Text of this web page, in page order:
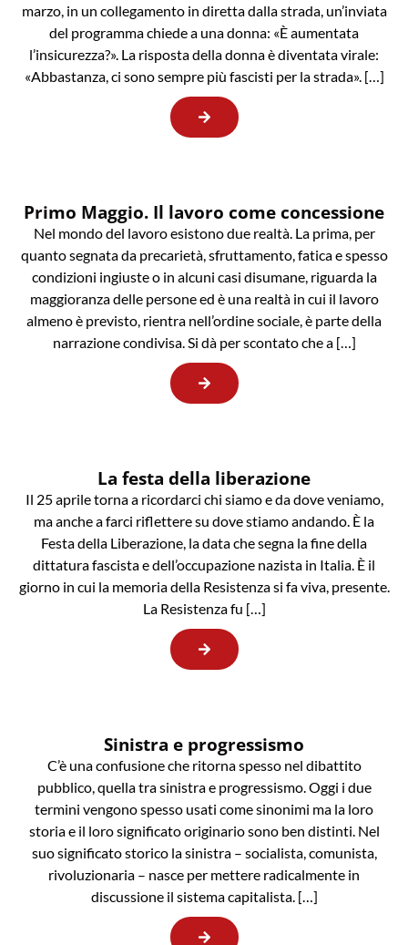
marzo, in un collegamento in diretta dalla strada, un’inviata
del programma chiede a una donna: «È aumentata
l’insicurezza?». La risposta della donna è diventata virale:
«Abbastanza, ci sono sempre più fascisti per la strada». […]
Primo Maggio. Il lavoro come concessione
Nel mondo del lavoro esistono due realtà. La prima, per
quanto segnata da precarietà, sfruttamento, fatica e spesso
condizioni ingiuste o in alcuni casi disumane, riguarda la
maggioranza delle persone ed è una realtà in cui il lavoro
almeno è previsto, rientra nell’ordine sociale, è parte della
narrazione condivisa. Si dà per scontato che a […]
La festa della liberazione
Il 25 aprile torna a ricordarci chi siamo e da dove veniamo,
ma anche a farci riflettere su dove stiamo andando. È la
Festa della Liberazione, la data che segna la fine della
dittatura fascista e dell’occupazione nazista in Italia. È il
giorno in cui la memoria della Resistenza si fa viva, presente.
La Resistenza fu […]
Sinistra e progressismo
C’è una confusione che ritorna spesso nel dibattito
pubblico, quella tra sinistra e progressismo. Oggi i due
termini vengono spesso usati come sinonimi ma la loro
storia e il loro significato originario sono ben distinti. Nel
suo significato storico la sinistra – socialista, comunista,
rivoluzionaria – nasce per mettere radicalmente in
discussione il sistema capitalista. […]